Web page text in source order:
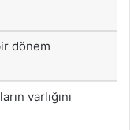
dönem
varlığını